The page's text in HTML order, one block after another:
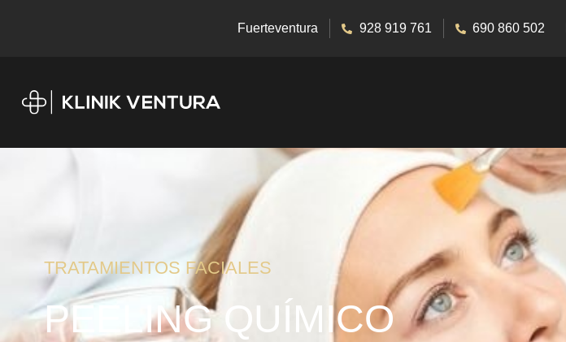
Fuerteventura 928 919 761 690 860 502
TRATAMIENTOS FACIALES
PEELING QUÍMICO